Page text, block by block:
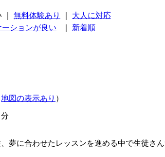
無料体験あり
大人に対応
ーションが良い 新着順
地図の表示あり ）
夢に合わせたレッスンを進める中で生徒さ